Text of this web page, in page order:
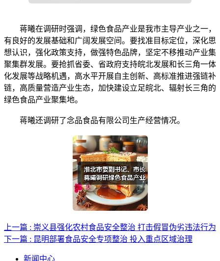
蒋曦在调研时强调，绿色食品产业是我市主导产业之一，
有良好的发展基础和广阔发展空间。要找准目标定位，深化思
想认识，强化政策支持，做强特色品牌，坚定不移推动产业集
聚集群发展。要抢抓省委、省政府支持皖北发展和长三角一体
化发展等战略机遇，高水平开展自主创新、高标准推进强链补
链，高质量营造产业生态，加快建设立足皖北、辐射长三角的
绿色食品产业聚集地。
蒋曦还调研了念品食品有限公司生产经营情况。
上一篇 : 崇义县强化农村食品安全整治 打击假冒伪劣违法行为
下一篇 : 昆明部署食品安全专项整治 投入重点区域治理
新闻中心